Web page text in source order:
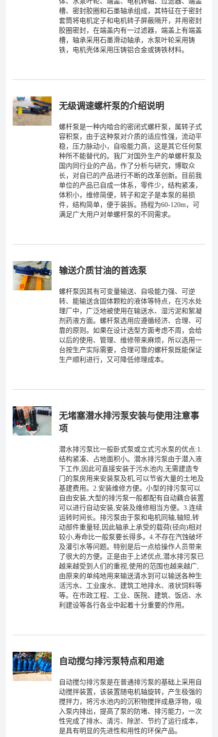
槽、密封胶圈和石墨轴承组成，其特征在于密封
套筒将电机定子和电机转子屏蔽隔开，并用密封
胶圈密封，在端盖内有一过滤器，端盖上有端盖
槽，轴承采用石墨滑动轴承，水泵叶轮采用铸
铁，电机壳体采用压铸铝合金或铸铁材料。
无级调速螺杆泵的介绍说明
螺杆泵是一种内啮合的密闭式螺杆泵，属转子式
容积泵，由于这种泵对介质的适应性强，流动平
稳，压力脉动小，自吸能力高，这是其它任何泵
种所不能替代的。我厂对国外生产的单螺杆泵及
国内同行业的产品，作了分析与研究，博取众
长，对自已的产品进行不断的改革创新。目前我
单位的产品已自成一体系，零件少，结构紧凑，
体积小，维修简便，转子和定子是本泵的易损
件，结构简单，便于装拆。扬程为60-120m，可
满足广大用户对单螺杆泵的不同需求。
输送介质甘油的首选泵
螺杆泵因其有可变量输送、自吸能力强、可逆
转、能输送含固体颗粒的液体等特点，在污水处
理厂中，广泛地被使用在输送水、湿污泥和絮凝
剂药液方面。螺杆泵选用应遵循经济、合理、可
靠的原则。如果在设计选型方面考虑不周，会给
以后的使用、管理、维修带来麻烦，所以选用一
台按生产实际需要，合理可靠的螺杆泵既能保证
生产顺利进行，又可降低修理成本。
无堵塞潜水排污泵安装与使用注意事
项
潜水排污泵比一般卧式泵或立式污水泵的优点:1.
结构紧凑、占地面积小。潜水排污泵由于潜入液
下工作,因此可直接安装于污水池内,无需建造专
门的泵房用来安装泵及机,可以节省大量的土地及
基建费用。2.安装维修方便。小型的排污泵可以
自由安装,大型的排污泵一般都配有自动藕合装置
可以进行自动安装,安装及维修相当方便。3.连续
运转时间长。排污泵由于泵和电机同轴,轴短,转
动部件重量轻,因此轴承上承受的载荷(径向)相对
较小,寿命比一般泵要长得多。4.不存在汽蚀破坏
及灌引水等问题。特别是后一点给操作人员带来
了很大的方便。正是由于上述优点,潜水排污泵已
越来越受到人们的重视,使用的范围也越来越广,
由原来的单纯地用来输送清水到可以输送各种生
活污水、工业废水、建筑工地排水、液状饲料等
等。在市政工程、工业、医院、建筑、饭店、水
利建设等各行各业中起着十分重要的作用。
自动搅匀排污泵特点和用途
自动搅匀排污泵是在普通排污泵的基础上采用自
动搅拌装置，该装置随电机轴旋转，产生极强的
搅拌力，将污水池内的沉积物搅拌成悬浮物，吸
入泵内排出，提高了泵的防堵、排污能力，一次
性完成了排水、清污、除淤、节约了运行成本，
是具有明显的先进性和用性的环保产品。